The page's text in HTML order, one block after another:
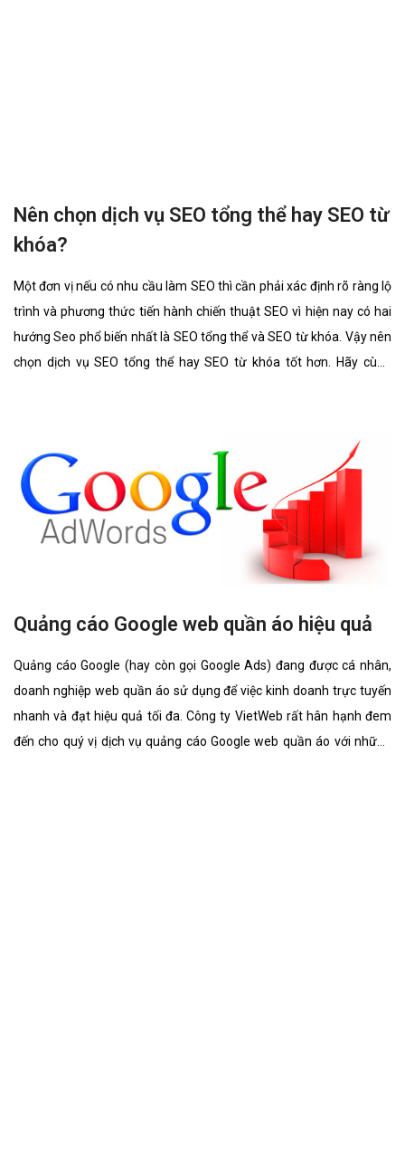
hướng Seo phổ biến nhất là SEO tổng thể và SEO từ khóa. Vậy nên
chọn dịch vụ SEO tổng thể hay SEO từ khóa tốt hơn. Hãy cùng
thức của nó có gì giống và khác nhau.
Quảng cáo Google web quần áo hiệu quả
Quảng cáo Google (hay còn gọi Google Ads) đang được cá nhân,
doanh nghiệp web quần áo sử dụng để việc kinh doanh trực tuyến
đến cho quý vị dịch vụ quảng cáo Google web quần áo với những
tính năng nổi bật nhất.